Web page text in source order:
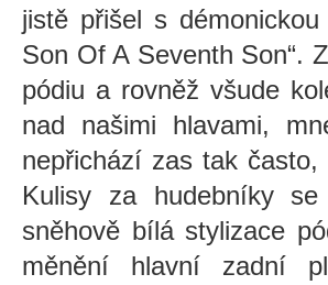
jistě přišel s
Son Of A Seventh Son“.
pódiu a rovněž všude
nad našimi hlavami,
nepřichází zas tak
Kulisy za hudebníky
sněhově bílá stylizace
měnění hlavní zadní